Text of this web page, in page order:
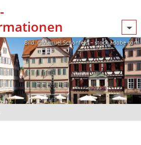
Bild: @Manuel Schönfeld – stock.adobe.com